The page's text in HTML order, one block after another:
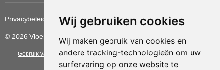
Wij gebruiken cookies
Wij maken gebruik van cookies en
andere tracking-technologieën om uw
surfervaring op onze website te
Privacybeleid Cookiebeleid Update cookies voorkeuren
© 2026 Vloerbedekkingvoordelig
Gebruik van deze site betekent dat u dealgemene voorwaarden van CBW